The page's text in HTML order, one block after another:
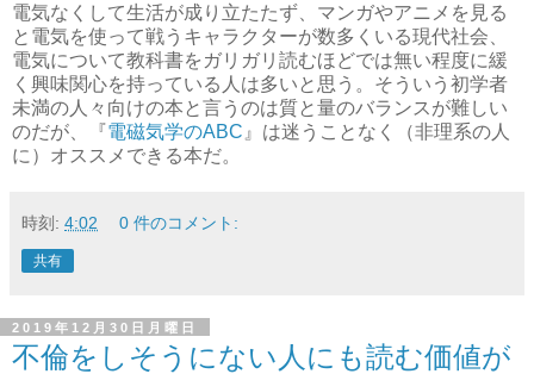
電気なくして生活が成り立たたず、マンガやアニメを見る
と電気を使って戦うキャラクターが数多くいる現代社会、
電気について教科書をガリガリ読むほどでは無い程度に緩
く興味関心を持っている人は多いと思う。そういう初学者
未満の人々向けの本と言うのは質と量のバランスが難しい
のだが、『電磁気学のABC 』は迷うことなく（非理系の人
に）オススメできる本だ。
時刻: 4:02 0 件のコメント:
共有
2019年12月30日月曜日
不倫をしそうにない人にも読む価値が